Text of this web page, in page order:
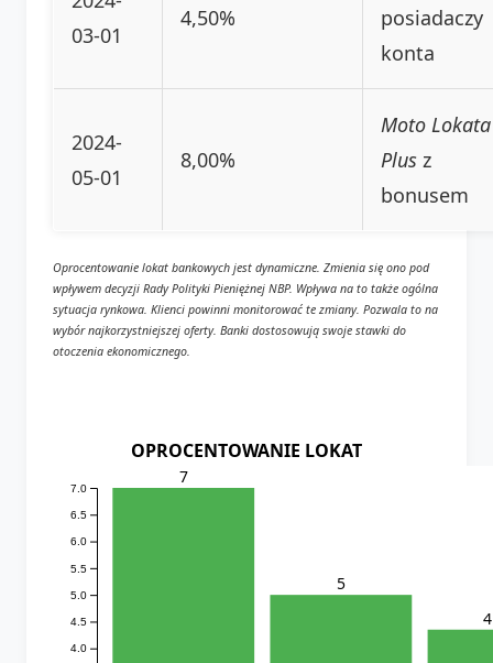
03-01
4,50%
posiadaczy
konta
2024-
05-01
8,00%
Moto Lokata
Plus z
bonusem
Oprocentowanie lokat bankowych jest dynamiczne. Zmienia się ono pod
wpływem decyzji Rady Polityki Pieniężnej NBP. Wpływa na to także ogólna
sytuacja rynkowa. Klienci powinni monitorować te zmiany. Pozwala to na
wybór najkorzystniejszej oferty. Banki dostosowują swoje stawki do
otoczenia ekonomicznego.
OPROCENTOWANIE LOKAT
4.0
4.5
5.0
5.5
6.0
6.5
7.0
7
5